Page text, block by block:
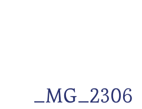
_MG_2306